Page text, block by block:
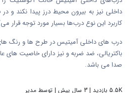
داخلی نیز به بیرون محیط درز پیدا نکند و
کاربرد این نوع درب‌ها بسیار مورد توجه قرار
درب های داخلی آمیتیس در طرح ها و رنگ
باکتریالی، ضد ضربه و نیز دارای خاصیت های
صدا می باشد.
5.5K بازدید | 3 سال پیش | توسط مدیر